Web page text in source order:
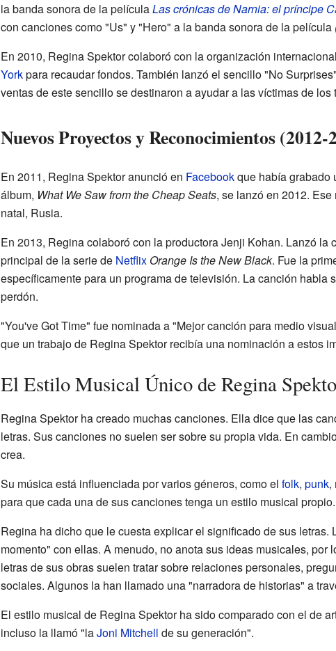
la banda sonora de la películaLas crónicas de Narnia: el príncipe
con canciones como "Us" y "Hero" a la banda sonora de la película
En 2010, Regina Spektor colaboró con la organización internacional
Yorkpara recaudar fondos. También lanzó el sencillo "No
ventas de este sencillo se destinaron a ayudar a las víctimas de los
Nuevos Proyectos y Reconocimientos (2012-
En 2011, Regina Spektor anunció en Facebookque había grabado
álbum, What We Saw from the Cheap Seats, se lanzó en 2012.
natal, Rusia.
En 2013, Regina colaboró con la productora Jenji Kohan. Lanzó la
principal de la serie de Netflix Orange Is the New Black. Fue la
específicamente para un programa de televisión. La canción
perdón.
"You've Got Time" fue nominada a "Mejor canción para medio
que un trabajo de Regina Spektor recibía una nominación a estos
El Estilo Musical Único de Regina
Regina Spektor ha creado muchas canciones. Ella dice que las
letras. Sus canciones no suelen ser sobre su propia vida. En
crea.
Su música está influenciada por varios géneros, como el folk, punk,
para que cada una de sus canciones tenga un estilo musical
Regina ha dicho que le cuesta explicar el significado de sus
momento" con ellas. A menudo, no anota sus ideas musicales,
letras de sus obras suelen tratar sobre relaciones personales,
sociales. Algunos la han llamado una "narradora de historias" a
El estilo musical de Regina Spektor ha sido comparado con el de
incluso la llamó "laJoni Mitchell de su generación".